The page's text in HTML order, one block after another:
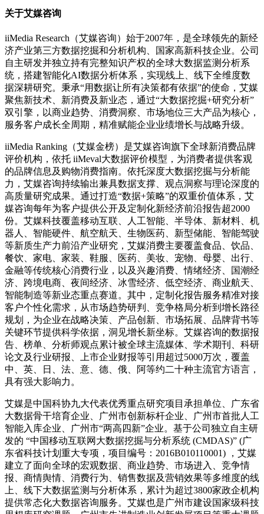
关于艾媒咨询
iiMedia Research（艾媒咨询）始于2007年，是全球领先的新经
济产业第三方数据挖掘和分析机构、国家高新科技企业。公司
自主研发并独立持有完整知识产权的全球大数据监测分析系
统，搭建智能化AI数据分析体系，实现线上、线下全维度数
据深耕研究。秉承“用数据让所有决策都有依据”的使命，艾媒
聚焦新技术、新消费及新业态，通过“大数据挖掘+研究分析”
双引擎，以商业趋势、消费洞察、市场地位三大产品为核心，
服务客户成长全周期，精准赋能企业业绩增长与战略升级。
iiMedia Ranking（艾媒金榜）是艾媒咨询旗下全球新消费品牌
评价机构，依托 iiMeval大数据评价模型，为消费者提供客观
的品牌信息及购物消费指南。依托深度大数据挖掘与分析能
力，艾媒咨询持续输出兼具数据支撑、观点洞察与理论深度的
高质量研究成果。通过打造“数据+策略”的双重价值体系，艾
媒咨询每年为客户提供公开及定制化新经济前沿报告超2000
份。艾媒科技覆盖移动互联、人工智能、半导体、新材料、机
器人、智能硬件、航空航天、生物医药、新型储能、智能驾驶
等新质生产力前沿产业研究，艾媒消费主要覆盖食品、饮品、
餐饮、家电、家装、鞋服、医药、美妆、宠物、母婴、出行、
金融等传统核心消费行业，以及兴趣消费、情绪经济、国潮经
济、跨境电商、夜间经济、冰雪经济、低空经济、商业航天、
智能制造等新业态重点赛道。其中，定制化报告服务精准对接
客户个性化需求，从市场趋势研判、竞争格局分析到增长路径
规划，为企业在战略决策、产品创新、市场拓展、品牌背书等
关键环节提供科学依据，洞见增长新坐标。艾媒咨询的数据报
告、榜单、分析师观点累计被全球主流媒体、学术期刊、科研
论文及行业研报、上市企业财报等引用超过5000万次，覆盖
中、英、日、法、意、德、俄、阿等约二十种主流官方语言，
具有强大影响力。
艾媒是中国科协九大代表优秀重点研究项目承担单位、广东省
大数据骨干培育企业、广州市创新标杆企业、广州市首批人工
智能入库企业、广州市“两高四新”企业。基于公司独立自主研
发的 “中国移动互联网大数据挖掘与分析系统 (CMDAS)” (广
东省科技计划重大专项，项目编号：2016B010110001) ，艾媒
建立了面向全球的宏观数据、商业趋势、市场进入、竞争情
报、商情舆情、消费行为、销售数据及营销效果等多维度的线
上、线下大数据监测与分析体系，累计为超过3800家政企机构
提供常态化大数据咨询服务。艾媒也是广州市建设国家级科技